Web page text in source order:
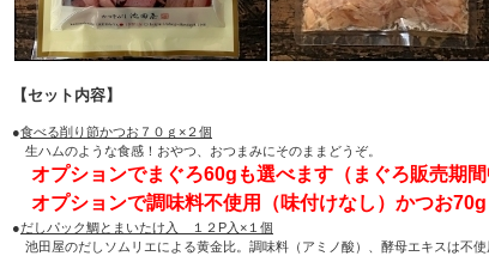
【セット内容】
●食べる削り節かつお７０ｇ×２個
生ハムのような食感！おやつ、おつまみにそのままどうぞ。
オプションでまぐろ60gも選べます（まぐろ販売期間
オプションで調味料不使用（味付けなし）かつお
●だしパック鯛とまいたけ入 １２P入×１個
池田屋のだしソムリエによる黄金比。調味料（アミノ酸）、酵母エキスは不使